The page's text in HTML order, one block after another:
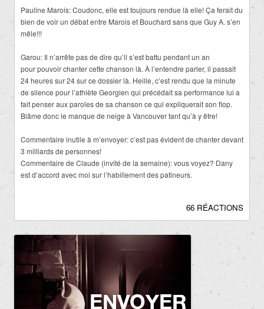
Pauline Marois: Coudonc, elle est toujours rendue là elle! Ça ferait du
bien de voir un débat entre Marois et Bouchard sans que Guy A. s’en
mêle!!!
Garou: Il n’arrête pas de dire qu’il s’est battu pendant un an
pour pouvoir chanter cette chanson là. À l’entendre parler, il passait
24 heures sur 24 sur ce dossier là. Heille, c’est rendu que la minute
de silence pour l’athlète Georgien qui précédait sa performance lui a
fait penser aux paroles de sa chanson ce qui expliquerait son flop.
Blâme donc le manque de neige à Vancouver tant qu’à y être!
Commentaire inutile à m’envoyer: c’est pas évident de chanter devant
3 milliards de personnes!
Commentaire de Claude (invité de la semaine): vous voyez? Dany
est d’accord avec moi sur l’habillement des patineurs.
66 RÉACTIONS